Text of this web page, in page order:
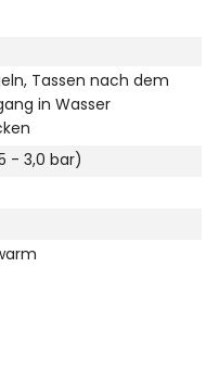
, Tassen nach dem
in Wasser
- 3,0 bar)